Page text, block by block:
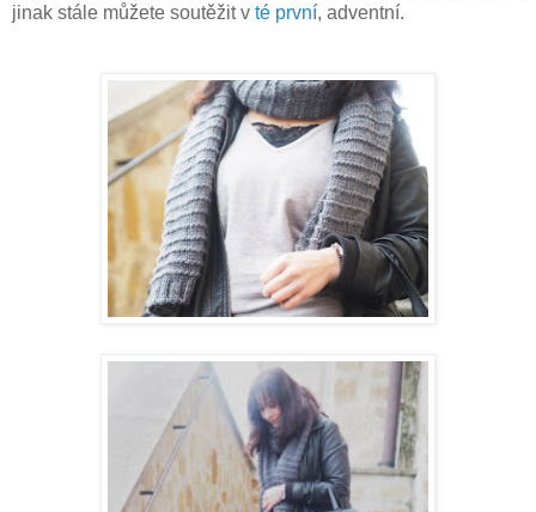
jinak stále můžete soutěžit v té první, adventní.